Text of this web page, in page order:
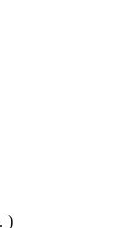
)